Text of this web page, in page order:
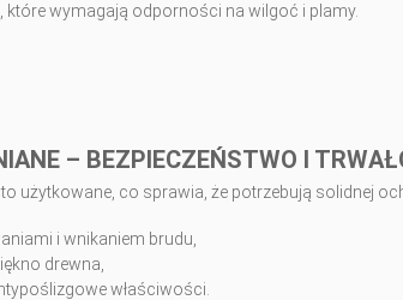
które wymagają odporności na wilgoć i plamy.
– BEZPIECZEŃSTWO I
użytkowane, co sprawia, że potrzebują solidnej
i wnikaniem brudu,
drewna,
właściwości.